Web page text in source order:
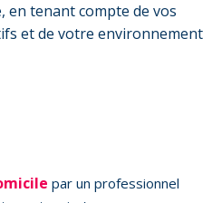
en tenant compte de vos
et de votre environnement
par un professionnel